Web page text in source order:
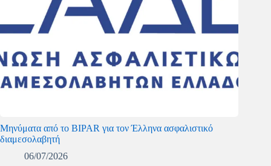
Μηνύματα από το BIPAR για τον Έλληνα ασφαλιστικό
διαμεσολαβητή
06/07/2026